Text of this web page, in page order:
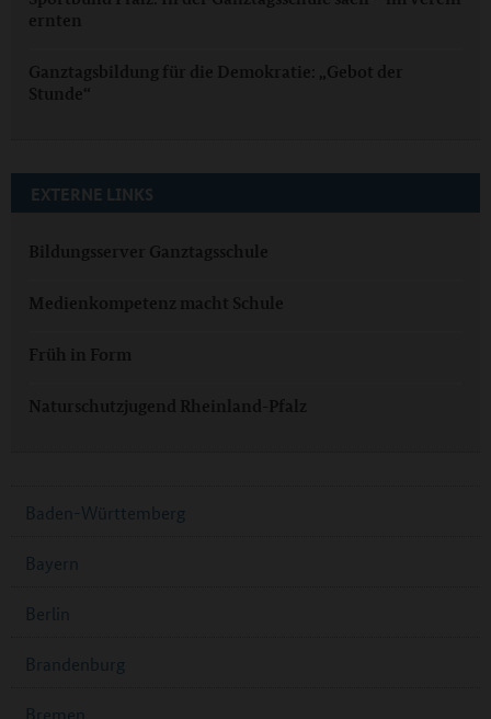
ernten
Ganztagsbildung für die Demokratie: „Gebot der
Stunde“
EXTERNE LINKS
Bildungsserver Ganztagsschule
Medienkompetenz macht Schule
Früh in Form
Naturschutzjugend Rheinland-Pfalz
Baden-Württemberg
Bayern
Berlin
Brandenburg